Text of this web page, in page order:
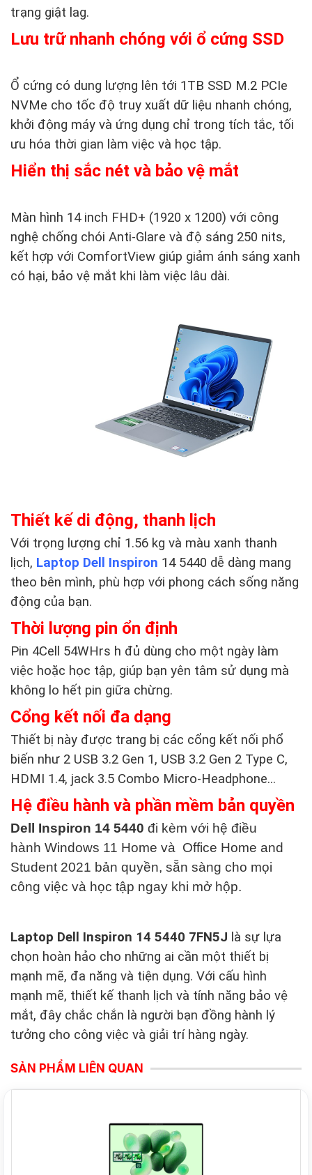
trạng giật lag.
Lưu trữ nhanh chóng với ổ cứng SSD
Ổ cứng có dung lượng lên tới 1TB SSD M.2 PCIe
NVMe cho tốc độ truy xuất dữ liệu nhanh chóng,
khởi động máy và ứng dụng chỉ trong tích tắc, tối
ưu hóa thời gian làm việc và học tập.
Hiển thị sắc nét và bảo vệ mắt
Màn hình 14 inch FHD+ (1920 x 1200) với công
nghệ chống chói Anti-Glare và độ sáng 250 nits,
kết hợp với ComfortView giúp giảm ánh sáng xanh
có hại, bảo vệ mắt khi làm việc lâu dài.
Thiết kế di động, thanh lịch
Với trọng lượng chỉ 1.56 kg và màu xanh thanh
lịch, Laptop Dell Inspiron 14 5440 dễ dàng mang
theo bên mình, phù hợp với phong cách sống năng
động của bạn.
Thời lượng pin ổn định
Pin 4Cell 54WHrs h đủ dùng cho một ngày làm
việc hoặc học tập, giúp bạn yên tâm sử dụng mà
không lo hết pin giữa chừng.
Cổng kết nối đa dạng
Thiết bị này được trang bị các cổng kết nối phổ
biến như 2 USB 3.2 Gen 1, USB 3.2 Gen 2 Type C,
HDMI 1.4, jack 3.5 Combo Micro-Headphone...
Hệ điều hành và phần mềm bản quyền
Dell Inspiron 14 5440 đi kèm với hệ điều
hành Windows 11 Home và Office Home and
Student 2021 bản quyền, sẵn sàng cho mọi
công việc và học tập ngay khi mở hộp.
Laptop Dell Inspiron 14 5440 7FN5J là sự lựa
chọn hoàn hảo cho những ai cần một thiết bị
mạnh mẽ, đa năng và tiện dụng. Với cấu hình
mạnh mẽ, thiết kế thanh lịch và tính năng bảo vệ
mắt, đây chắc chắn là người bạn đồng hành lý
tưởng cho công việc và giải trí hàng ngày.
SẢN PHẨM LIÊN QUAN